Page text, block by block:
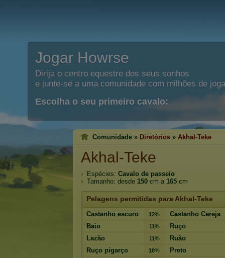
Jogar Howrse
Dirija o centro equestre dos seus sonhos
e junte-se a uma comunidade com milhões de
Escolha o seu primeiro cavalo:
Comunidade » Diretórios » Akhal-Teke
Akhal-Teke
Espécies: Cavalo de passeio
Tamanho: desde 150 cm a 165 cm
Pelagens permitidas para Akhal-Teke
Castanho escuro 12%
Castanho Cereja
Baio
11%
Ruço
Lazão
11%
Ruão
Ruço pigarço
10%
Preto